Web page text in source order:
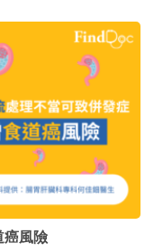
癌風險